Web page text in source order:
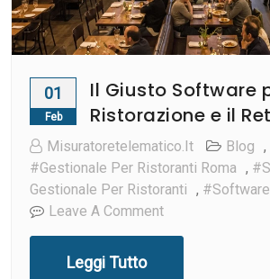
01
Feb
Il Giusto Software
Ristorazione e il
Misuratoretelematico.it Blog ,
#gestionale Per Ristoranti Roma ,
Gestionale Per Ristoranti ,
Leave A CommentOn
Il
Leggi Tutto